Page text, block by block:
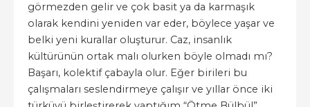
görmezden gelir ve çok basit ya da karmaşık
olarak kendini yeniden var eder, böylece yaşar ve
belki yeni kurallar oluşturur. Caz, insanlık
kültürünün ortak malı olurken böyle olmadı mı?
Başarı, kolektif çabayla olur. Eğer birileri bu
çalışmaları seslendirmeye çalışır ve yıllar önce iki